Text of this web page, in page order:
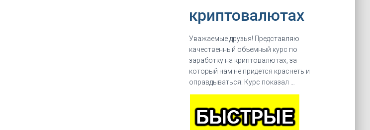
криптовалютах
Уважаемые друзья! Представляю
качественный объемный курс по
заработку на криптовалютах, за
который нам не придется краснеть и
оправдываться. Курс показал …